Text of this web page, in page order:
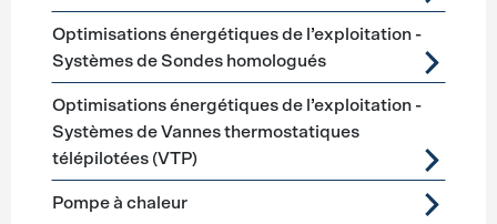
Optimisations énergétiques de l’exploitation -
Systèmes de Sondes homologués
Optimisations énergétiques de l’exploitation -
Systèmes de Vannes thermostatiques
télépilotées (VTP)
Pompe à chaleur